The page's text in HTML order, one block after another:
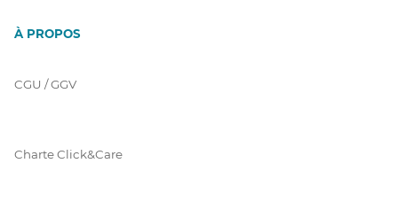
À PROPOS
CGU / GGV
Charte Click&Care